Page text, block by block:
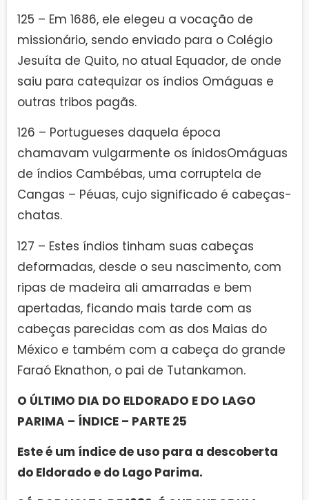
125 – Em 1686, ele elegeu a vocação de
missionário, sendo enviado para o Colégio
Jesuíta de Quito, no atual Equador, de onde
saiu para catequizar os índios Omáguas e
outras tribos pagãs.
126 – Portugueses daquela época
chamavam vulgarmente os ínidosOmáguas
de índios Cambébas, uma corruptela de
Cangas – Péuas, cujo significado é cabeças-
chatas.
127 – Estes índios tinham suas cabeças
deformadas, desde o seu nascimento, com
ripas de madeira ali amarradas e bem
apertadas, ficando mais tarde com as
cabeças parecidas com as dos Maias do
México e também com a cabeça do grande
Faraó Eknathon, o pai de Tutankamon.
O ÚLTIMO DIA DO ELDORADO E DO LAGO
PARIMA – ÍNDICE – PARTE 25
Este é um índice de uso para a descoberta
do Eldorado e do Lago Parima.